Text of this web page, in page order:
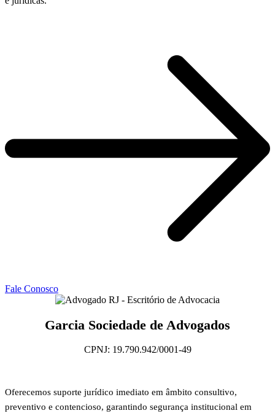
Fale Conosco
Garcia Sociedade de Advogados
CPNJ: 19.790.942/0001-49
Oferecemos suporte jurídico imediato em âmbito consultivo,
preventivo e contencioso, garantindo segurança institucional em